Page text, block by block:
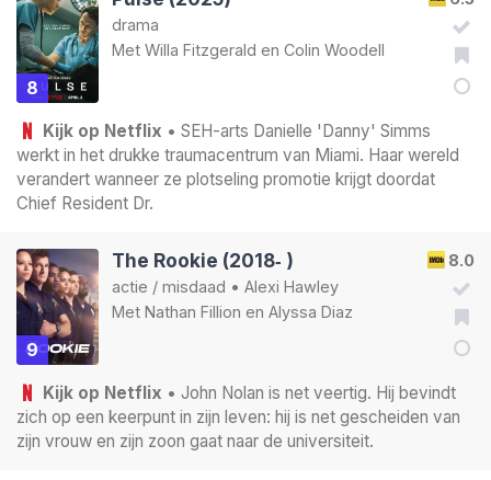
8
drama
Met Willa Fitzgerald en Colin Woodell
Kijk op Netflix • SEH-arts Danielle 'Danny' Simms
werkt in het drukke traumacentrum van Miami. Haar wereld
verandert wanneer ze plotseling promotie krijgt doordat
Chief Resident Dr.
9
8.0
The Rookie (2018‑ )
actie / misdaad • Alexi Hawley
Met Nathan Fillion en Alyssa Diaz
Kijk op Netflix • John Nolan is net veertig. Hij bevindt
zich op een keerpunt in zijn leven: hij is net gescheiden van
zijn vrouw en zijn zoon gaat naar de universiteit.